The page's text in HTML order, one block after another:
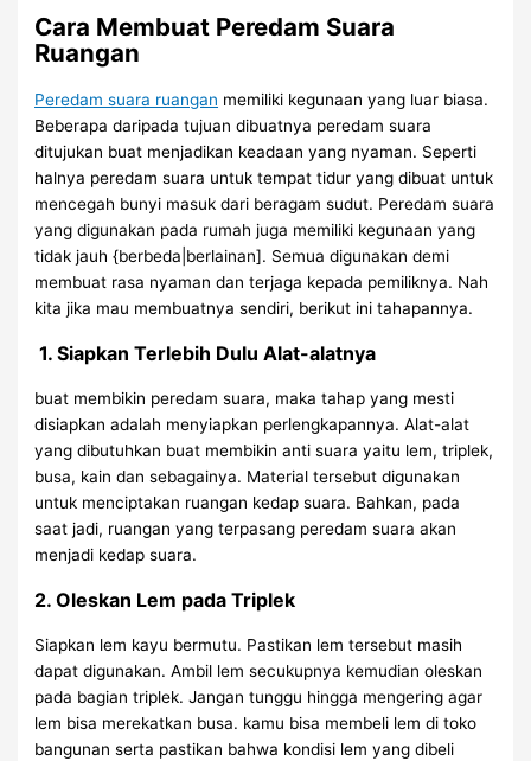
Cara Membuat Peredam Suara
Ruangan
Peredam suara ruangan memiliki kegunaan yang luar biasa.
Beberapa daripada tujuan dibuatnya peredam suara
ditujukan buat menjadikan keadaan yang nyaman. Seperti
halnya peredam suara untuk tempat tidur yang dibuat untuk
mencegah bunyi masuk dari beragam sudut. Peredam suara
yang digunakan pada rumah juga memiliki kegunaan yang
tidak jauh {berbeda|berlainan]. Semua digunakan demi
membuat rasa nyaman dan terjaga kepada pemiliknya. Nah
kita jika mau membuatnya sendiri, berikut ini tahapannya.
1. Siapkan Terlebih Dulu Alat-alatnya
buat membikin peredam suara, maka tahap yang mesti
disiapkan adalah menyiapkan perlengkapannya. Alat-alat
yang dibutuhkan buat membikin anti suara yaitu lem, triplek,
busa, kain dan sebagainya. Material tersebut digunakan
untuk menciptakan ruangan kedap suara. Bahkan, pada
saat jadi, ruangan yang terpasang peredam suara akan
menjadi kedap suara.
2. Oleskan Lem pada Triplek
Siapkan lem kayu bermutu. Pastikan lem tersebut masih
dapat digunakan. Ambil lem secukupnya kemudian oleskan
pada bagian triplek. Jangan tunggu hingga mengering agar
lem bisa merekatkan busa. kamu bisa membeli lem di toko
bangunan serta pastikan bahwa kondisi lem yang dibeli